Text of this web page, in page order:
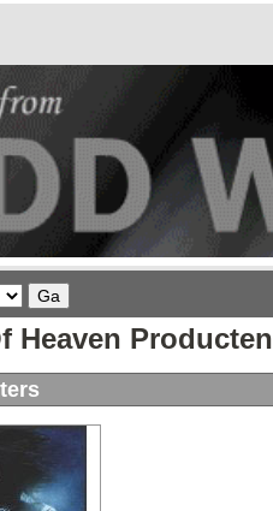
Heaven Producten